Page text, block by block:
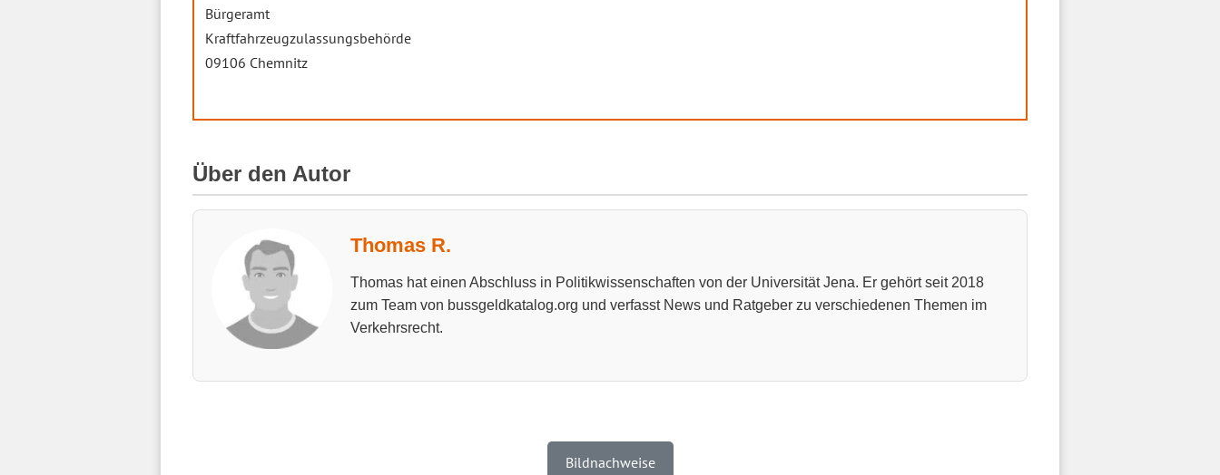
Bürgeramt
Kraftfahrzeugzulassungsbehörde
09106 Chemnitz
Über den Autor
Thomas R.
Thomas hat einen Abschluss in Politikwissenschaften von der Universität Jena. Er gehört seit 2018
zum Team von bussgeldkatalog.org und verfasst News und Ratgeber zu verschiedenen Themen im
Verkehrsrecht.
Bildnachweise